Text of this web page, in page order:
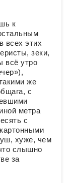
к
всех этих
зеки,
всё утро
же
с
метра
с
хуже, чем
слышно
за